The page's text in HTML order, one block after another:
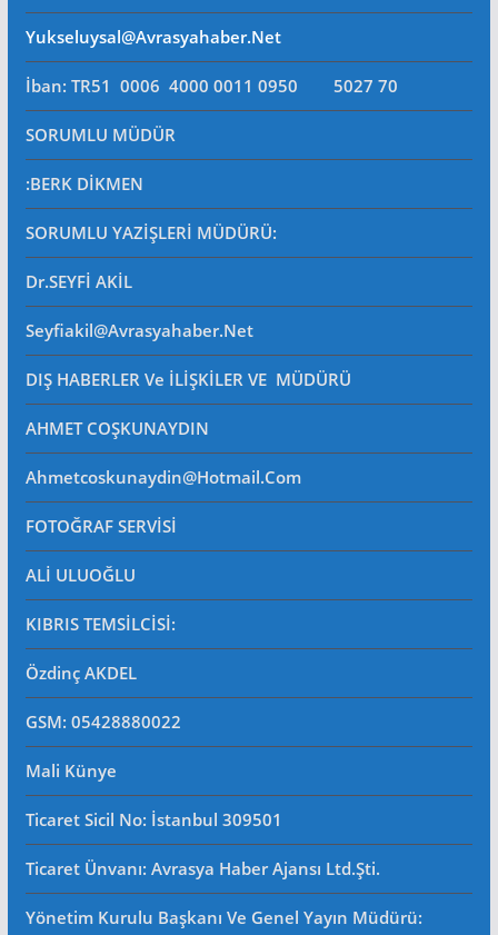
Yukseluysal@avrasyahaber.net
İban: TR51 0006 4000 0011 0950 5027 70
SORUMLU MÜDÜR
:BERK DİKMEN
SORUMLU YAZİŞLERİ MÜDÜRÜ:
Dr.SEYFİ AKİL
Seyfiakil@avrasyahaber.net
DIŞ HABERLER Ve İLİŞKİLER VE MÜDÜRÜ
AHMET COŞKUNAYDIN
Ahmetcoskunaydin@hotmail.com
FOTOĞRAF SERVİSİ
ALİ ULUOĞLU
KIBRIS TEMSİLCİSİ:
Özdinç AKDEL
GSM: 05428880022
Mali Künye
Ticaret Sicil No: İstanbul 309501
Ticaret Ünvanı: Avrasya Haber Ajansı Ltd.Şti.
Yönetim Kurulu Başkanı Ve Genel Yayın Müdürü: